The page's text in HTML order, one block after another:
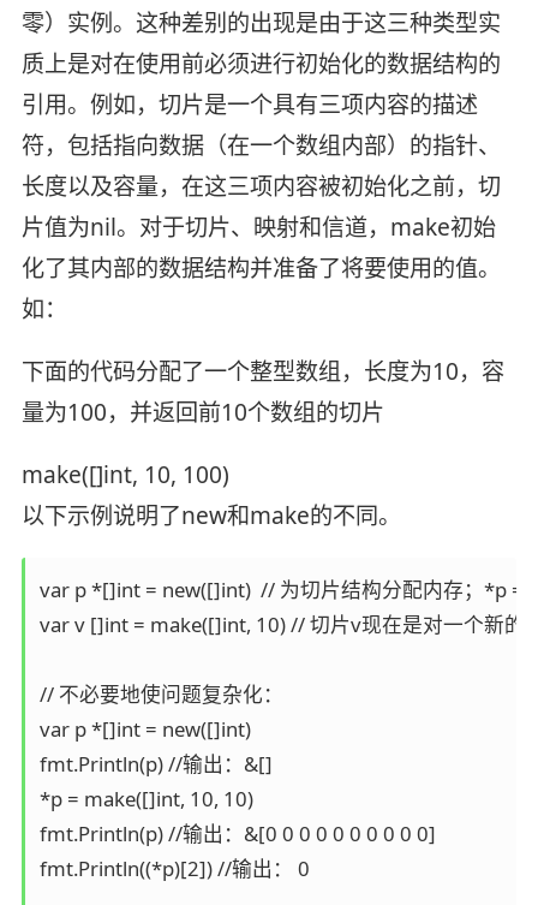
零）实例。这种差别的出现是由于这三种类型实
质上是对在使用前必须进行初始化的数据结构的
引用。例如，切片是一个具有三项内容的描述
符，包括指向数据（在一个数组内部）的指针、
长度以及容量，在这三项内容被初始化之前，切
片值为nil。对于切片、映射和信道，make初始
化了其内部的数据结构并准备了将要使用的值。
如：
下面的代码分配了一个整型数组，长度为10，容
量为100，并返回前10个数组的切片
make([]int, 10, 100)
以下示例说明了new和make的不同。
var p *[]int = new([]int)  // 为切片结构分配内存；*p
var v []int = make([]int, 10) // 切片v现在是对一个新的
// 不必要地使问题复杂化：
var p *[]int = new([]int)
fmt.Println(p) //输出：&[]
*p = make([]int, 10, 10)
fmt.Println(p) //输出：&[0 0 0 0 0 0 0 0 0 0]
fmt.Println((*p)[2]) //输出： 0